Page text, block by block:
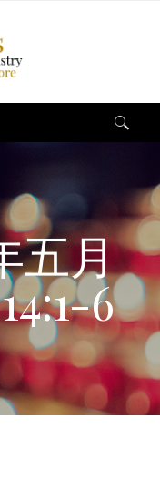
五月
6